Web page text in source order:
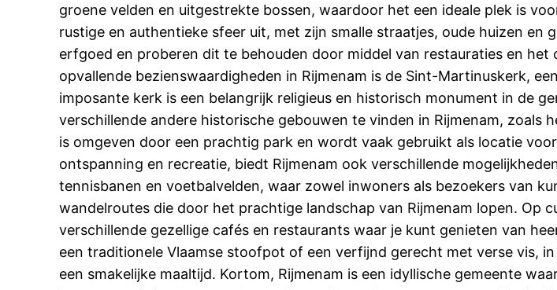
groene velden en uitgestrekte bossen, waardoor het een ideale plek is
rustige en authentieke sfeer uit, met zijn smalle straatjes, oude huizen en
erfgoed en proberen dit te behouden door middel van restauraties en het
opvallende bezienswaardigheden in Rijmenam is de Sint-Martinuskerk,
imposante kerk is een belangrijk religieus en historisch monument in de
verschillende andere historische gebouwen te vinden in Rijmenam, zoals
is omgeven door een prachtig park en wordt vaak gebruikt als locatie
ontspanning en recreatie, biedt Rijmenam ook verschillende
tennisbanen en voetbalvelden, waar zowel inwoners als bezoekers van
wandelroutes die door het prachtige landschap van Rijmenam lopen. Op
verschillende gezellige cafés en restaurants waar je kunt genieten van
een traditionele Vlaamse stoofpot of een verfijnd gerecht met verse vis,
een smakelijke maaltijd. Kortom, Rijmenam is een idyllische gemeente